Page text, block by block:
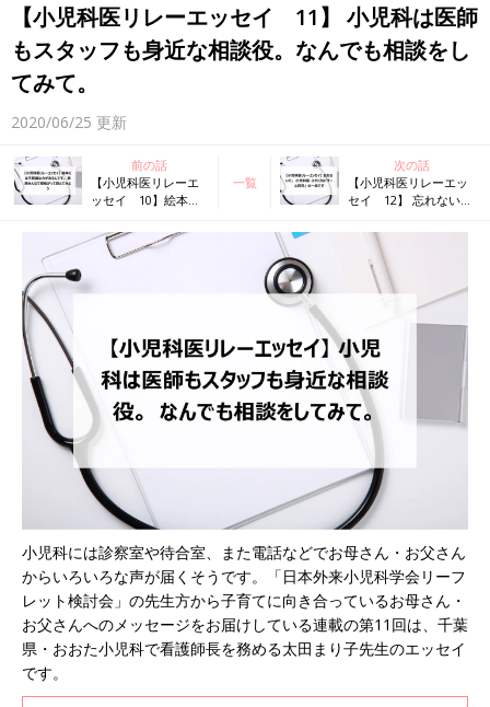
【小児科医リレーエッセイ 11】 小児科は医師
もスタッフも身近な相談役。なんでも相談をし
てみて。
2020/06/25 更新
前の話
【小児科医リレーエ
ッセイ 10】絵本に
んです。家族みんな
で寝転がって読んで
一覧
次の話
【小児科医リレーエッ
セイ 12】 忘れない
フは「チーム育児」の
一員です
小児科には診察室や待合室、また電話などでお母さん・お父さん
からいろいろな声が届くそうです。「日本外来小児科学会リーフ
レット検討会」の先生方から子育てに向き合っているお母さん・
お父さんへのメッセージをお届けしている連載の第11回は、千葉
県・おおた小児科で看護師長を務める太田まり子先生のエッセイ
です。